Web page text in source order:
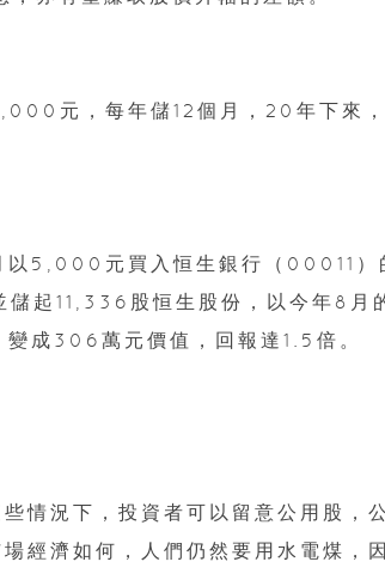
元，每年儲12個月，20年下來，
以5,000元買入恒生銀行（00011）
起11,336股恒生股份，以今年8月
成306萬元價值，回報達1.5倍。
情況下，投資者可以留意公用股，公
經濟如何，人們仍然要用水電煤，因